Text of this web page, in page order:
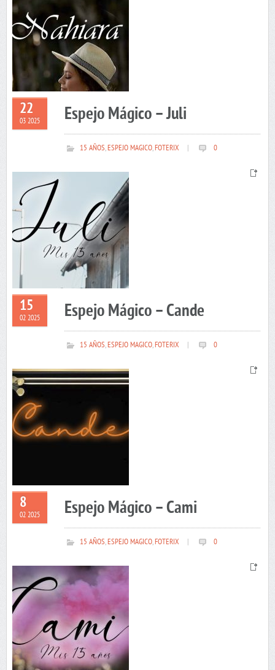
22
03 2025 Espejo Mágico – Juli
15 AÑOS,ESPEJO MAGICO,FOTERIX 0
15
02 2025 Espejo Mágico – Cande
15 AÑOS,ESPEJO MAGICO,FOTERIX 0
8
02 2025 Espejo Mágico – Cami
15 AÑOS,ESPEJO MAGICO,FOTERIX 0